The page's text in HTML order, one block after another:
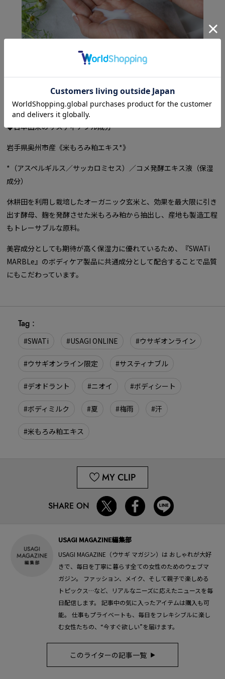
◆日本由来のサスティナブル成分
岩手県奥州市産《米もろみ粕エキス*》
*（アスペルギルス／サッカロミセス）／コメ発酵エキス液（保湿
成分）
休耕田を利用し栽培したオーガニック玄米と、効果を最大限に引き
出す酵母、麹を発酵させた米もろみ粕から抽出し、産地も製造工程
もトレーサブルな原料。
美容成分としても期待が高く保湿力に優れているため、『SWATi
MARBLe』のボディケア製品に共通成分として配合することで品質
にもこだわっています。
Tag :
#SWATi #USAGI ONLINE #ウサギオンライン
#ウサギオンライン限定 #サスティナブル
#デオドラント #ニオイ #ボディシート
#ボディミルク #夏 #梅雨 #汗
#米もろみ粕エキス
MY CLIP
SHARE ON
USAGI MAGAZINE編集部
USAGI MAGAZINE（ウサギ マガジン）は おしゃれが大好
きで、毎日を丁寧に暮らす全ての女性のためのウェブマ
ガジン。 ファッション、メイク、そして親子で楽しめる
トピックス…など、リアルなニーズに応えたニュースを毎
日配信します。 記事中の気に入ったアイテムは購入も可
能。 仕事もプライベートも、毎日をフレキシブルに楽し
む女性たちの、“今すぐ欲しい”を届けます。
このライターの記事一覧